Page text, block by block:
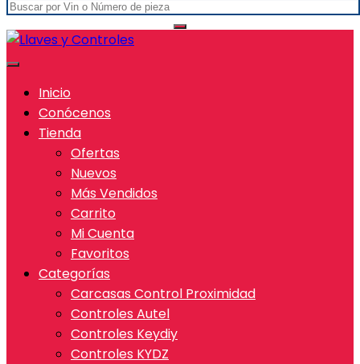
Inicio
Conócenos
Tienda
Ofertas
Nuevos
Más Vendidos
Carrito
Mi Cuenta
Favoritos
Categorías
Carcasas Control Proximidad
Controles Autel
Controles Keydiy
Controles KYDZ